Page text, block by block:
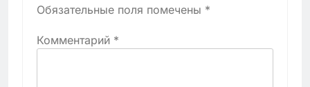
Обязательные поля помечены *
Комментарий *